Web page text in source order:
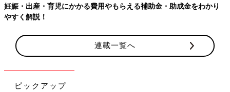
妊娠・出産・育児にかかる費用やもらえる補助金・助成金をわかり
やすく解説！
連載一覧へ
ピックアップ